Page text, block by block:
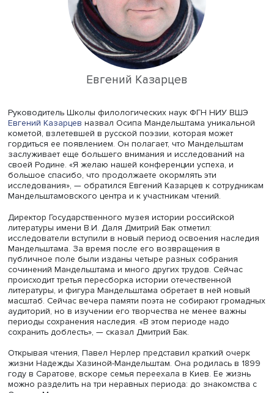
Заместитель декана ФГН НИУ ВШЭ Павел Деменчук
подчеркнул: Мандельштам стал одним из символов
факультета, неслучайно бюст поэта находится рядом с
кабинетом декана факультетаФеликса Ажимова
что ФГН намерен поддерживать исследования и
Мандельштамовского центра Вышки. «Желаю Вам
плодотворной работы», — завершил приветствие Павел
Евгений Казарцев
Руководитель Школы филологических наук ФГН НИУ
Евгений Казарцев
назвал Осипа Мандельштама
гордиться ее появлением. Он полагает, что
заслуживает еще большего внимания и исследований
своей Родине. «Я желаю нашей конференции успеха, и
большое спасибо, что продолжаете окормлять эти